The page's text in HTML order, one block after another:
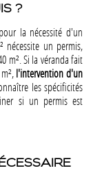
?
la nécessité d'un
nécessite un permis,
m². Si la véranda fait
l'intervention d'un
les spécificités
si un permis est